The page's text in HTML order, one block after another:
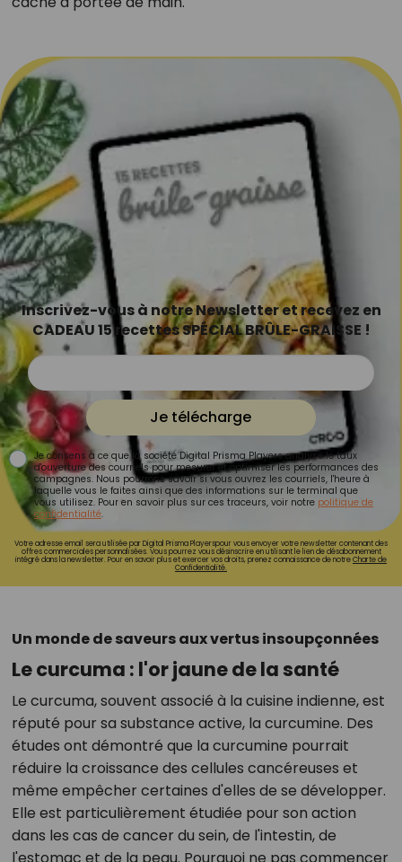
Inscrivez-vous à notre Newsletter et recevez en
CADEAU 15 recettes SPÉCIAL BRÛLE-GRAISSE !
Je télécharge
Je consens à ce que la société Digital Prisma Players analyse le taux
d'ouverture des courriels pour mesurer et optimiser les performances des
campagnes. Nous pourrons savoir si vous ouvrez les courriels, l'heure à
laquelle vous le faites ainsi que des informations sur le terminal que
vous utilisez. Pour en savoir plus sur ces traceurs, voir notre politique de
confidentialité.
Votre adresse email sera utilisée par Digital Prisma Playerspour vous envoyer votre newsletter contenant des
offres commerciales personnalisées. Vous pourrez vous désinscrire en utilisant le lien de désabonnement
intégré dans la newsletter. Pour en savoir plus et exercer vos droits, prenez connaissance de notreCharte de
Confidentialité.
Un monde de saveurs aux vertus insoupçonnées
Le curcuma : l'or jaune de la santé
Le curcuma, souvent associé à la cuisine indienne, est
réputé pour sa substance active, la curcumine. Des
études ont démontré que la curcumine pourrait
réduire la croissance des cellules cancéreuses et
même empêcher certaines d'elles de se développer.
Elle est particulièrement étudiée pour son action
dans les cas de cancer du sein, de l'intestin, de